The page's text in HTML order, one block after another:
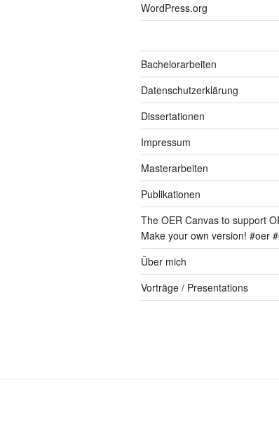
WordPress.org
Bachelorarbeiten
Datenschutzerklärung
Dissertationen
Impressum
Masterarbeiten
Publikationen
The OER Canvas to support
Make your own version! #oer
Über mich
Vorträge / Presentations